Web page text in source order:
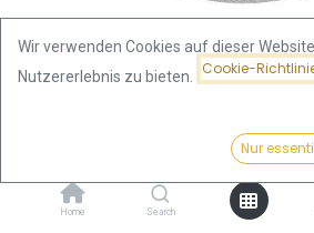
Preis:
90,83 €
Home Search
African Wildlife Leopard 1 Unze
Wir verwenden Cookies auf dieser
Nutzererlebnis zu bieten.
Cookie-
Nur